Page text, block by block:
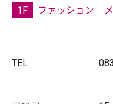
1F ファッション
TEL